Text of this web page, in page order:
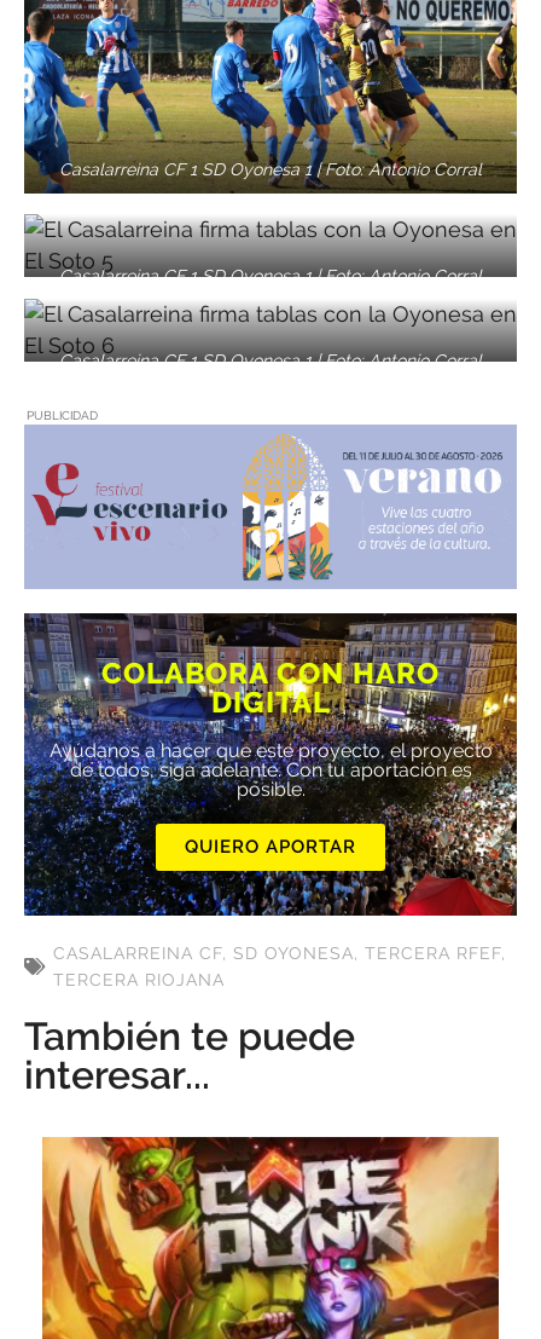
Casalarreina CF 1 SD Oyonesa 1 | Foto: Antonio Corral
Casalarreina CF 1 SD Oyonesa 1 | Foto: Antonio Corral
Casalarreina CF 1 SD Oyonesa 1 | Foto: Antonio Corral
PUBLICIDAD
COLABORA CON HARO
DIGITAL
Ayúdanos a hacer que este proyecto, el proyecto
de todos, siga adelante. Con tu aportación es
posible.
QUIERO APORTAR
CASALARREINA CF, SD OYONESA, TERCERA RFEF,
TERCERA RIOJANA
También te puede
interesar...